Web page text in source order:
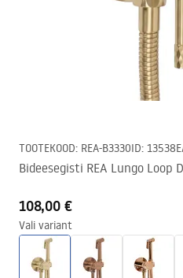
TOOTEKOOD: REA-B3330ID: 13538
Bideesegisti REA Lungo Loop
108,00 €
Vali variant